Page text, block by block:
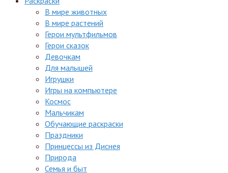
В мире животных
В мире растений
Герои мультфильмов
Герои сказок
Девочкам
Для малышей
Игрушки
Игры на компьютере
Космос
Мальчикам
Обучающие раскраски
Праздники
Принцессы из Диснея
Природа
Семья и быт